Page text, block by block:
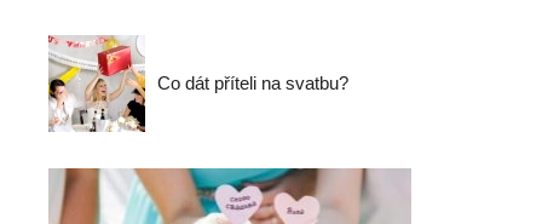
Co dát příteli na svatbu?